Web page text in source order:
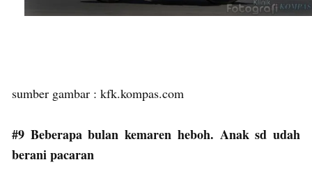
sumber gambar : kfk.kompas.com
#9 Beberapa bulan kemaren heboh. Anak sd udah
berani pacaran